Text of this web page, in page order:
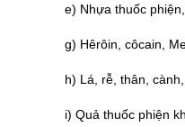
e) Nhựa thuốc
g) Hêrôin, côcain,
h) Lá, rễ, thân,
i) Quả thuốc phiện